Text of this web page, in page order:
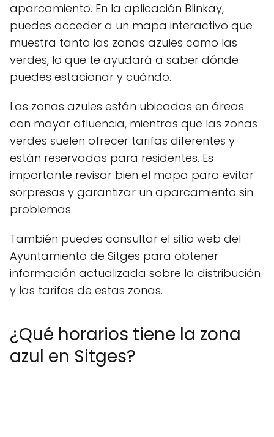
aparcamiento. En la aplicación Blinkay,
puedes acceder a un mapa interactivo que
muestra tanto las zonas azules como las
verdes, lo que te ayudará a saber dónde
puedes estacionar y cuándo.
Las zonas azules están ubicadas en áreas
con mayor afluencia, mientras que las zonas
verdes suelen ofrecer tarifas diferentes y
están reservadas para residentes. Es
importante revisar bien el mapa para evitar
sorpresas y garantizar un aparcamiento sin
problemas.
También puedes consultar el sitio web del
Ayuntamiento de Sitges para obtener
información actualizada sobre la distribución
y las tarifas de estas zonas.
¿Qué horarios tiene la zona
azul en Sitges?